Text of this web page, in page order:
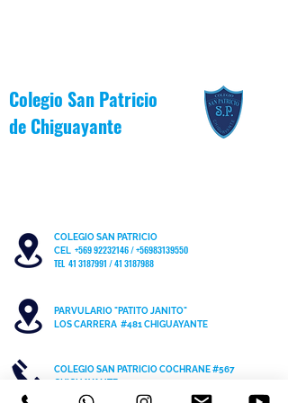
Colegio San Patricio
de Chiguayante
COLEGIO SAN PATRICIO
CEL +569 92232146/+56983139550
TEL 41 3187991 / 41 3187988
PARVULARIO "PATITO JANITO"
LOS CARRERA #481 CHIGUAYANTE
COLEGIO SAN PATRICIO COCHRANE #567
CHIGUAYANTE